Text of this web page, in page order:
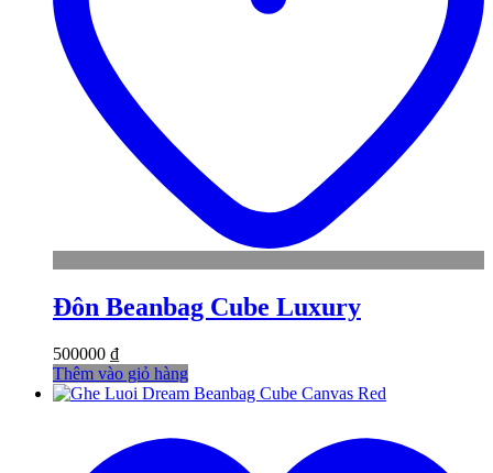
Đôn Beanbag Cube Luxury
500000 ₫
Thêm vào giỏ hàng